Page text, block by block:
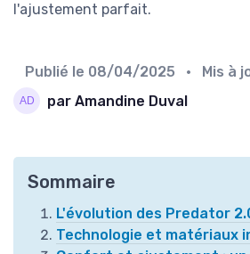
l'ajustement parfait.
Publié le 08/04/2025 • Mis à
par Amandine Duval
Sommaire
L'évolution des Predator
Technologie et matériaux